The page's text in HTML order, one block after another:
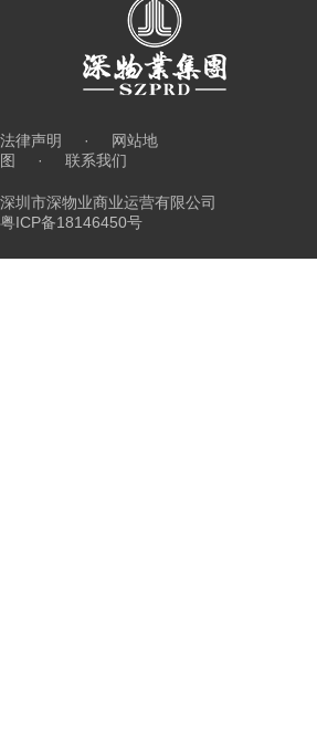
法律声明 ·
网站地
图
· 联系我们
深圳市深物业商业运营有限公司
粤ICP备18146450号